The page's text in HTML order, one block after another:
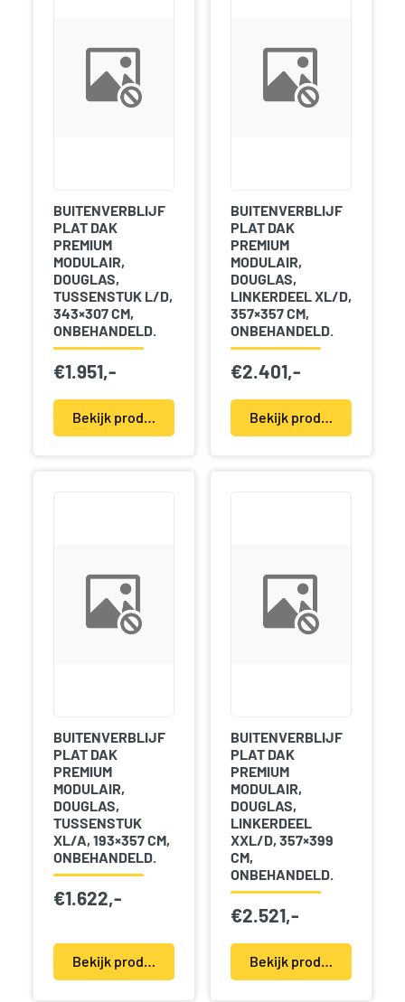
BUITENVERBLIJF
PLAT DAK
PREMIUM
MODULAIR,
DOUGLAS,
TUSSENSTUK L/D,
343×307 CM,
ONBEHANDELD.
€1.951,-
Bekijk product(en)
BUITENVERBLIJF
PLAT DAK
PREMIUM
MODULAIR,
DOUGLAS,
LINKERDEEL XL/D,
357×357 CM,
ONBEHANDELD.
€2.401,-
Bekijk product(en)
BUITENVERBLIJF
PLAT DAK
PREMIUM
MODULAIR,
DOUGLAS,
TUSSENSTUK
XL/A, 193×357 CM,
ONBEHANDELD.
€1.622,-
Bekijk product(en)
BUITENVERBLIJF
PLAT DAK
PREMIUM
MODULAIR,
DOUGLAS,
LINKERDEEL
XXL/D, 357×399
CM,
ONBEHANDELD.
€2.521,-
Bekijk product(en)